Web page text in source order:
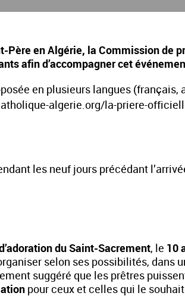
Père en Algérie, la Commission de
afin d’accompagner cet
en plusieurs langues (français,
algerie.org/la-priere-
les neuf jours précédant
du Saint-Sacrement, le 10
selon ses possibilités, dans
suggéré que les prêtres
pour ceux et celles qui le